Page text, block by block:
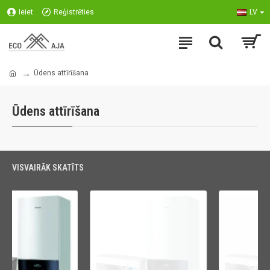
Ieiet Reģistrēties LV
Ūdens attīrīšana
Ūdens attīrīšana
VISVAIRĀK SKATĪTS